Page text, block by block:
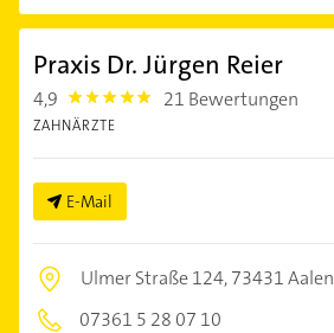
Praxis Dr. Jürgen Reier
4,9 4.9 21 Bewertungen
ZAHNÄRZTE
E-Mail
Ulmer Straße 124,73431 Aalen
07361 5 28 07 10